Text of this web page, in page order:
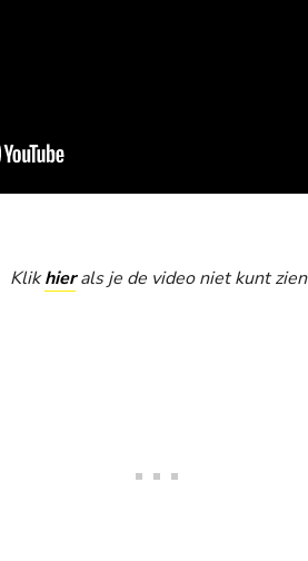
Klikhierals je de video niet kunt zien